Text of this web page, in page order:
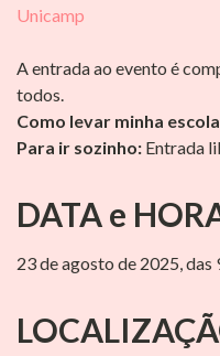
Unicamp
A entrada ao evento é
todos.
Como levar minha
Para ir sozinho: Entrada
DATA e
23 de agosto de 2025, das